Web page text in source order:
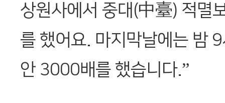
상원사에서 중대(中臺) 적멸
를 했어요. 마지막날에는 밤
안 3000배를 했습니다.”